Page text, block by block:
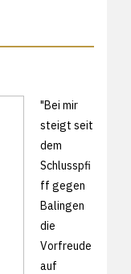
"Bei mir
steigt seit
dem
Schlusspfi
ff gegen
Balingen
die
Vorfreude
auf